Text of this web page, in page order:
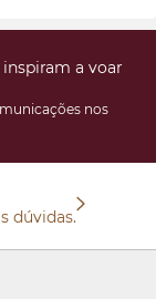
a voar
nos
dúvidas.